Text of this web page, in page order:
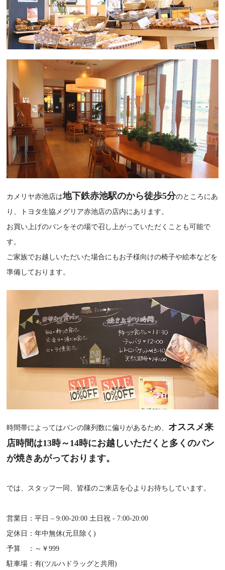
カメリヤ赤池店は地下鉄赤池駅のから徒歩5分のところにあ
り、トヨタ生協メグリア赤池店の店内にあります。
お買い上げのパンをその場で召し上がっていただくことも可能で
す。
ご家族でお越しいただいた場合にもお子様向けの椅子や絵本などを
準備しております。
時間帯によってはパンの陳列数に偏りがあるため、 オススメ来
店時間は13時～14時にお越しいただくと多くのパン
が焼きあがっております。
では、スタッフ一同、皆様のご来店を心よりお待ちしています。
営業日：平日 – 9:00-20:00 土日祝 - 7:00-20:00
定休日：年中無休(元旦除く)
予算 ：～￥999
駐車場：有(ツルハドラッグと共用)